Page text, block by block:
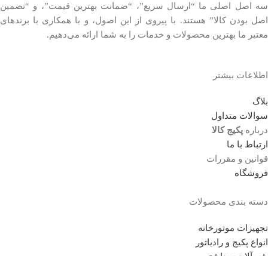
سه اصل اصلی ما “ارسال سریع”، “ضمانت بهترین قیمت”، و “تضمین
اصل بودن کالا” هستند. با پیروی از این اصول، و با همکاری با برندهای
معتبر ما بهترین محصولات و خدمات را به شما ارائه می‌دهیم.
اطلاعات بیشتر
بلاگ
سوالات متداول
درباره پکیج کالا
ارتباط با ما
قوانین و مقررات
فروشگاه
دسته بندی محصولات
تجهیزات موتورخانه
انواع پکیج و رادیاتور